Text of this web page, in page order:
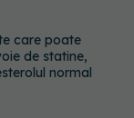
pâinea când
Greșeala care o
de mucegai în